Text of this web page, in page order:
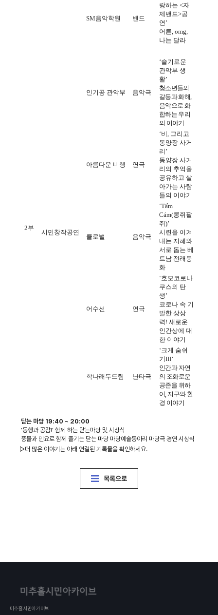
SM음악학원 밴드
랑하는 <자
제밴드>공
연 ’
어른, omg,
나는 달라
2부
시민창작공연
인기공 관악부 음악극
‘슬기로운
관악부 생
활’
청소년들의
갈등과 화해,
음악으로 화
합하는 우리
의 이야기
아름다운 비행 연극
‘비, 그리고
동양장 사거
리 ’
동양장 사거
리의 추억을
공유하고 살
아가는 사람
들의 이야기
클로벌 음악극
‘Tấm
Cám(콩쥐팥
쥐)’
시련을 이겨
내는 지혜와
서로 돕는 베
트남 전래동
화
어수선 연극
‘호모코로나
쿠스의 탄
생’
코로나 속 기
발한 상상
력 ! 새로운
인간상에 대
한 이야기
학나래두드림 난타극
‘크게 숨쉬
기III’
인간과 자연
의 조화로운
공존을 위하
여 지구와 환
경 이야기
닫는 마당 19:40 ~ 20:00
‘동행과 공감!’ 함께 하는 닫는마당 및 시상식
풍물과 민요로 함께 즐기는 닫는 마당 마당예술동아리 마당극 경연 시상식
▷더 많은 이야기는 아래 연결된 기록물을 확인하세요.
목록으로
미추홀시민아카이브